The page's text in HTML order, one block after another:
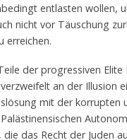
entlasten wollen,
nicht vor Täuschung
erreichen.
der progressiven Elite
an der Illusion
mit der korrupten
das Recht der Juden